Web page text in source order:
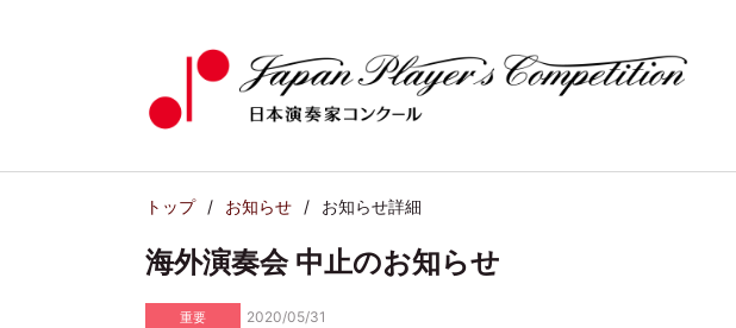
トップ お知らせ お知らせ詳細
海外演奏会 中止のお知らせ
重要 2020/05/31